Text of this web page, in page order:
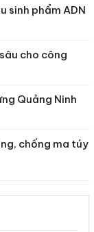
sinh phẩm ADN
cho công
Quảng Ninh
chống ma túy